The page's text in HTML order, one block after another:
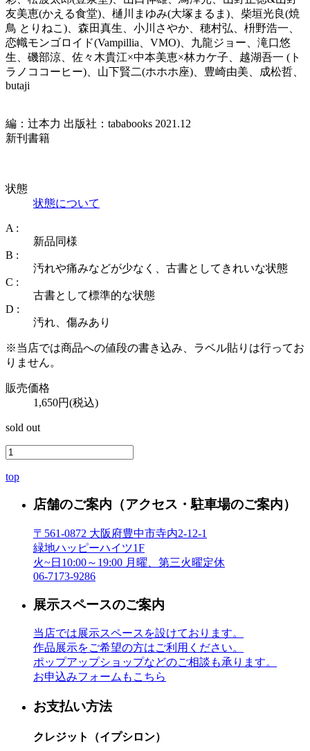
友美恵(かえる食堂)、樋川まゆみ(大塚まるま)、柴垣光良(焼
鳥 とりねこ)、森田真生、小川さやか、穂村弘、枡野浩一、
恋幟モンゴロイド(Vampillia、VMO)、九龍ジョー、滝口悠
生、磯部涼、佐々木貴江×中本美恵×林カケ子、越湖吾一 (ト
ラノココーヒー)、山下賢二(ホホホ座)、豊崎由美、成松哲、
butaji
編：辻本力 出版社：tababooks 2021.12
新刊書籍
状態
状態について
A :
新品同様
B :
汚れや痛みなどが少なく、古書としてきれいな状態
C :
古書として標準的な状態
D :
汚れ、傷みあり
※当店では商品への値段の書き込み、ラベル貼りは行ってお
りません。
販売価格
1,650円(税込)
sold out
top
店舗のご案内 （アクセス・駐車場のご案内）
〒561-0872 大阪府豊中市寺内2-12-1
緑地ハッピーハイツ1F
火~日10:00～19:00 月曜、第三火曜定休
06-7173-9286
展示スペースのご案内
当店では展示スペースを設けております。
作品展示をご希望の方はご利用ください。
ポップアップショップなどのご相談も承ります。
お申込みフォームもこちら
お支払い方法
クレジット（イプシロン）